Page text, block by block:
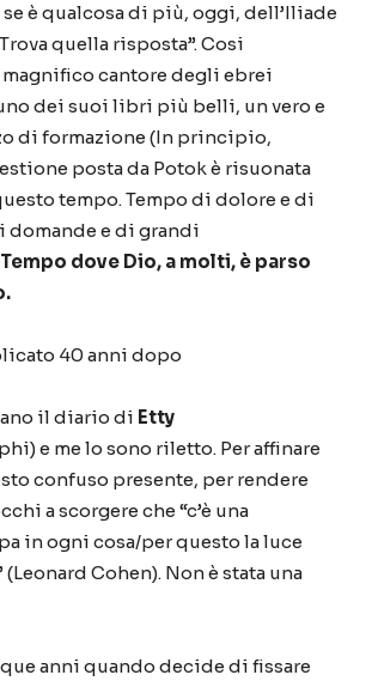
è qualcosa di più, oggi, dell’Iliade
quella risposta”. Cosi
cantore degli ebrei
dei suoi libri più belli, un vero e
di formazione (In principio,
posta da Potokè risuonata
tempo. Tempo di dolore e di
domande e di grandi
Tempo dove Dio, a molti, è parso
40 anni dopo
il diario di Etty
e me lo sono riletto. Per affinare
confuso presente, per rendere
a scorgere che “c’è una
in ogni cosa/per questo la luce
(Leonard Cohen). Nonè stata una
anni quando decide di fissare